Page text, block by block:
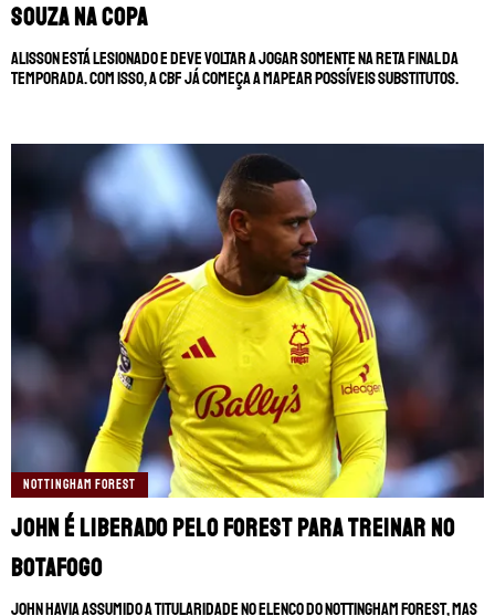
Souza na Copa
Alisson está lesionado e deve voltar a jogar somente na reta final da
temporada. Com isso, a CBF já começa a mapear possíveis substitutos.
NOTTINGHAM FOREST
John é liberado pelo Forest para treinar no
Botafogo
John havia assumido a titularidade no elenco do Nottingham Forest, mas